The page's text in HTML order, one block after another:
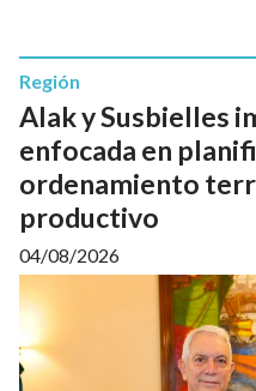
Alak y Susbielles
enfocada en
ordenamiento
productivo
Región
04/08/2026